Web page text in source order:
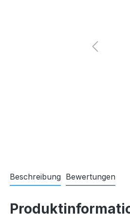
Beschreibung Bewertungen